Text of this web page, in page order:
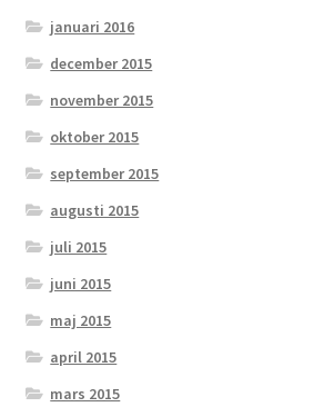
januari 2016
december 2015
november 2015
oktober 2015
september 2015
augusti 2015
juli 2015
juni 2015
maj 2015
april 2015
mars 2015